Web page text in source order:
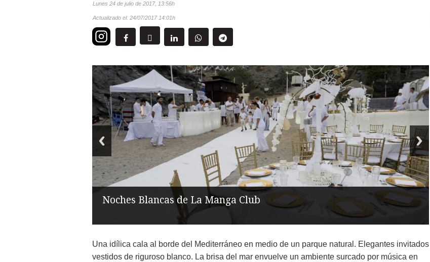
lunes 24 de julio de 2017, 13:56h
Actualizado el: 24/07/2017 14:01h
Noches Blancas de La Manga Club
Una idílica cala al borde del Mediterráneo en medio de un parque natural. Elegantes invitados
vestidos de riguroso blanco. La brisa del mar envuelve un ambiente surcado por música en